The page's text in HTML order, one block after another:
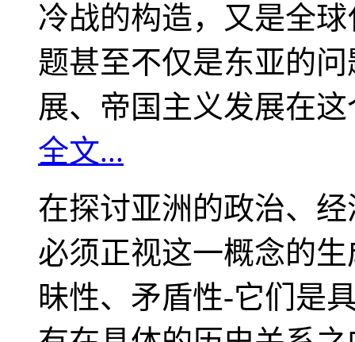
冷战的构造，又是全
题甚至不仅是东亚的
展、帝国主义发展在
全文...
在探讨亚洲的政治、
必须正视这一概念的
昧性、矛盾性-它们是